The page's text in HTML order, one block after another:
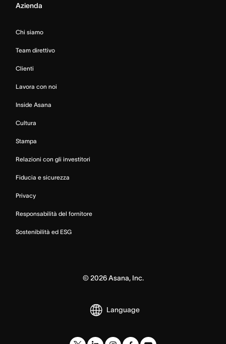
Azienda
Chi siamo
Team direttivo
Clienti
Lavora con noi
Inside Asana
Cultura
Stampa
Relazioni con gli investitori
Fiducia e sicurezza
Privacy
Responsabilità del fornitore
Sostenibilità ed ESG
© 2026Asana, Inc.
Language